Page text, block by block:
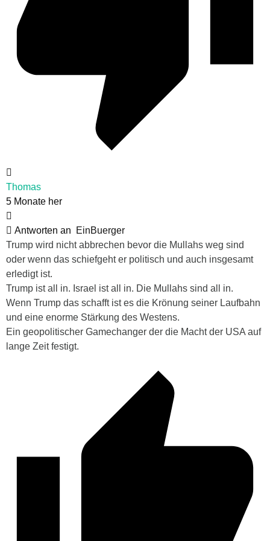
Thomas
5 Monate her
Antworten an
EinBuerger
Trump wird nicht abbrechen bevor die Mullahs weg sind
oder wenn das schiefgeht er politisch und auch insgesamt
erledigt ist.
Trump ist all in. Israel ist all in. Die Mullahs sind all in.
Wenn Trump das schafft ist es die Krönung seiner Laufbahn
und eine enorme Stärkung des Westens.
Ein geopolitischer Gamechanger der die Macht der USA auf
lange Zeit festigt.